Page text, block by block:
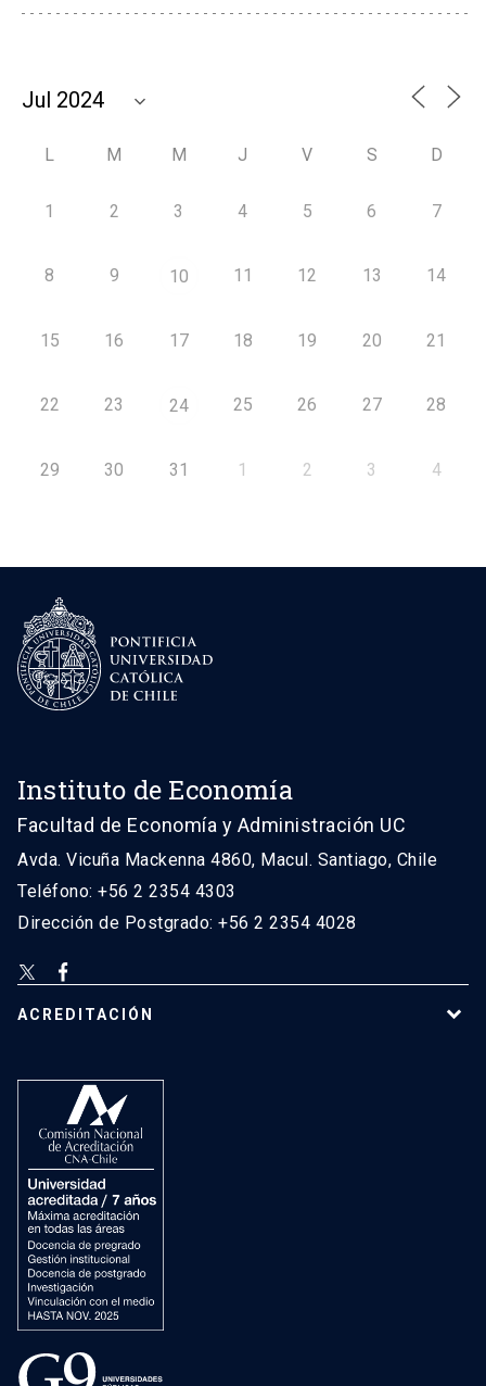
L M M J V S D
1 2 3 4 5 6 7
8 9 10 11 12 13 14
15 16 17 18 19 20 21
22 23 24 25 26 27 28
29 30 31 1 2 3 4
Instituto de Economía
Facultad de Economía y Administración UC
Avda. Vicuña Mackenna 4860, Macul. Santiago, Chile
Teléfono: +56 2 2354 4303
Dirección de Postgrado: +56 2 2354 4028
ACREDITACIÓN